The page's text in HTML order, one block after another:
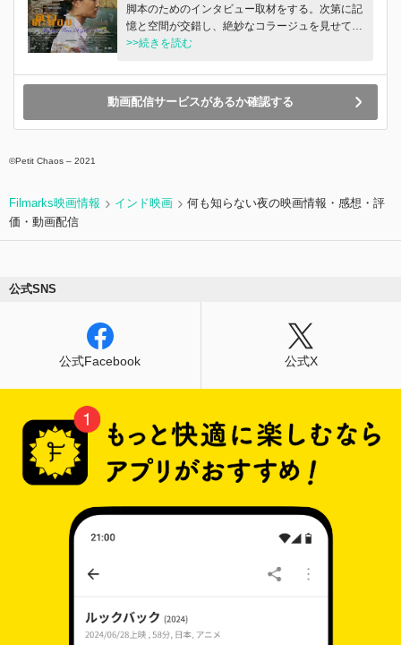
脚本のためのインタビュー取材をする。次第に記
憶と空間が交錯し、絶妙なコラージュを見せてい
く…。
>>続きを読む
動画配信サービスがあるか確認する
©Petit Chaos – 2021
Filmarks映画情報 インド映画
何も知らない夜の映画情報・感想・評
価・動画配信
公式SNS
公式Facebook 公式X